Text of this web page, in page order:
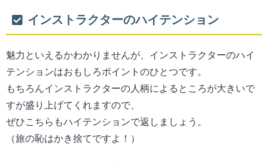
インストラクターのハイテンション
魅力といえるかわかりませんが、インストラクターのハイ
テンションはおもしろポイントのひとつです。
もちろんインストラクターの人柄によるところが大きいで
すが盛り上げてくれますので、
ぜひこちらもハイテンションで返しましょう。
（旅の恥はかき捨てですよ！）